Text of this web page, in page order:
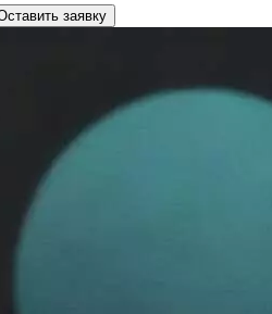
заявку